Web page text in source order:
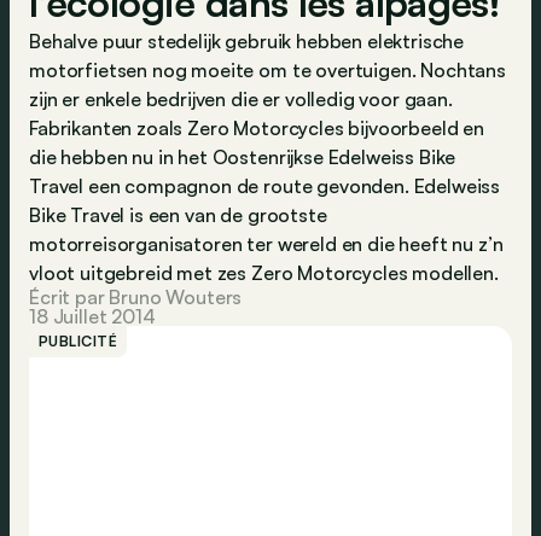
Behalve puur stedelijk gebruik hebben elektrische
motorfietsen nog moeite om te overtuigen. Nochtans
zijn er enkele bedrijven die er volledig voor gaan.
Fabrikanten zoals Zero Motorcycles bijvoorbeeld en
die hebben nu in het Oostenrijkse Edelweiss Bike
Travel een compagnon de route gevonden. Edelweiss
Bike Travel is een van de grootste
motorreisorganisatoren ter wereld en die heeft nu z’n
vloot uitgebreid met zes Zero Motorcycles modellen.
Écrit par Bruno Wouters
18 Juillet 2014
PUBLICITÉ